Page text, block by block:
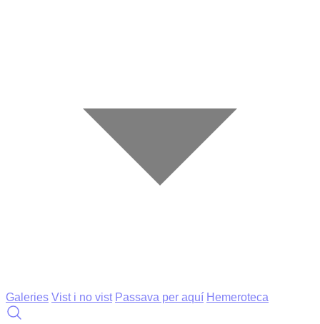
Galeries Vist i no vist Passava per aquí Hemeroteca